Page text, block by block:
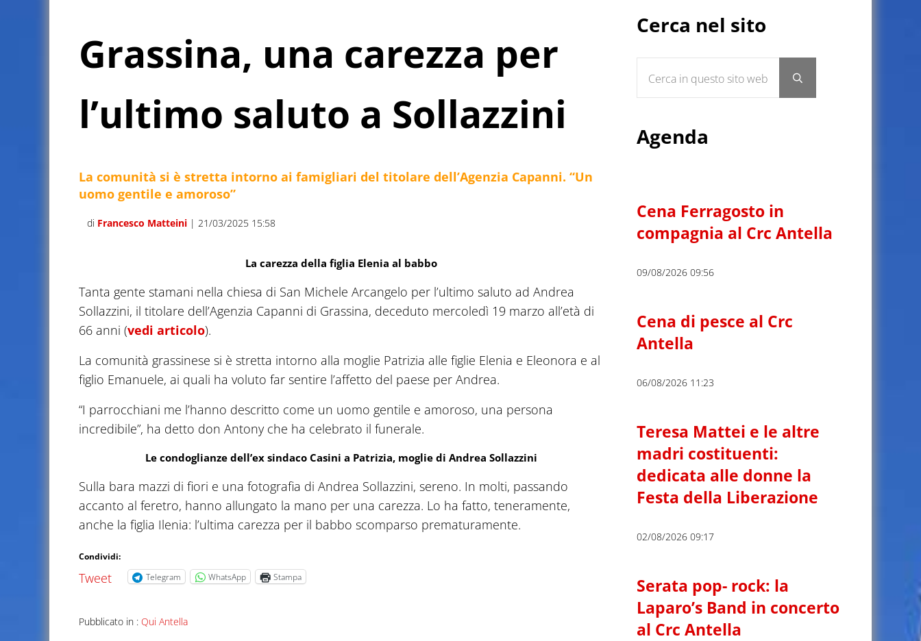
Grassina, una carezza per
l’ultimo saluto a Sollazzini
La comunità si è stretta intorno ai famigliari del titolare dell’Agenzia Capanni. “Un
uomo gentile e amoroso”
di Francesco Matteini | 21/03/2025 15:58
La carezza della figlia Elenia al babbo
Tanta gente stamani nella chiesa di San Michele Arcangelo per l’ultimo saluto ad Andrea
Sollazzini, il titolare dell’Agenzia Capanni di Grassina, deceduto mercoledì 19 marzo all’età di
66 anni (vedi articolo).
La comunità grassinese si è stretta intorno alla moglie Patrizia alle figlie Elenia e Eleonora e al
figlio Emanuele, ai quali ha voluto far sentire l’affetto del paese per Andrea.
“I parrocchiani me l’hanno descritto come un uomo gentile e amoroso, una persona
incredibile”, ha detto don Antony che ha celebrato il funerale.
Le condoglianze dell’ex sindaco Casini a Patrizia, moglie di Andrea Sollazzini
Sulla bara mazzi di fiori e una fotografia di Andrea Sollazzini, sereno. In molti, passando
accanto al feretro, hanno allungato la mano per una carezza. Lo ha fatto, teneramente,
anche la figlia Ilenia: l’ultima carezza per il babbo scomparso prematuramente.
Condividi:
Tweet Telegram WhatsApp Stampa
Pubblicato in : Qui Antella
Cerca nel sito
Submit search
Agenda
Cena Ferragosto in
compagnia al Crc Antella
09/08/2026 09:56
Cena di pesce al Crc
Antella
06/08/2026 11:23
Teresa Mattei e le altre
madri costituenti:
dedicata alle donne la
Festa della Liberazione
02/08/2026 09:17
Serata pop- rock: la
Laparo’s Band in concerto
al Crc Antella